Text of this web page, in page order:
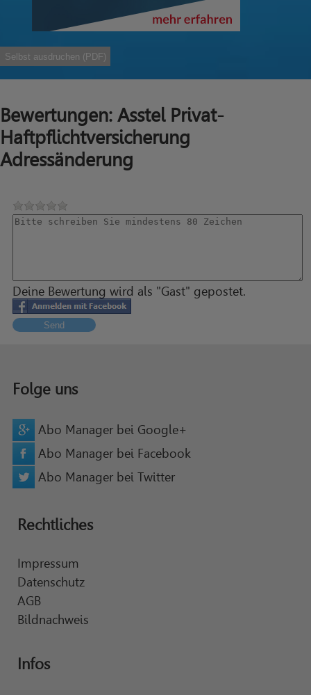
Selbst ausdruchen (PDF)
Bewertungen: Asstel Privat-
Haftpflichtversicherung
Adressänderung
Deine Bewertung wird als "Gast" gepostet.
Send
Folge uns
Abo Manager bei Google+
Abo Manager bei Facebook
Abo Manager bei Twitter
Rechtliches
Impressum
Datenschutz
AGB
Bildnachweis
Infos